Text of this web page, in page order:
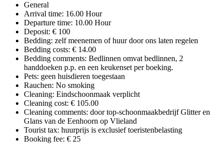
General
Arrival time: 16.00 Hour
Departure time: 10.00 Hour
Deposit: € 100
Bedding: zelf meenemen of huur door ons laten regelen
Bedding costs: € 14.00
Bedding comments: Bedlinnen omvat bedlinnen, 2
handdoeken p.p. en een keukenset per boeking.
Pets: geen huisdieren toegestaan
Rauchen: No smoking
Cleaning: Eindschoonmaak verplicht
Cleaning cost: € 105.00
Cleaning comments: door top-schoonmaakbedrijf Glitter en
Glans van de Eenhoorn op Vlieland
Tourist tax: huurprijs is exclusief toeristenbelasting
Booking fee: € 25